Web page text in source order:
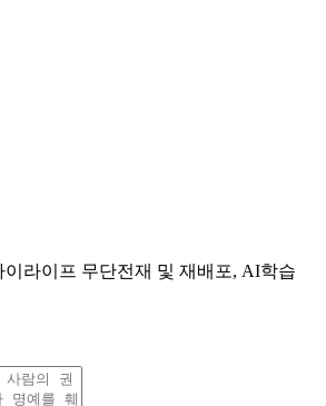
라이프 무단전재 및 재배포, AI학습